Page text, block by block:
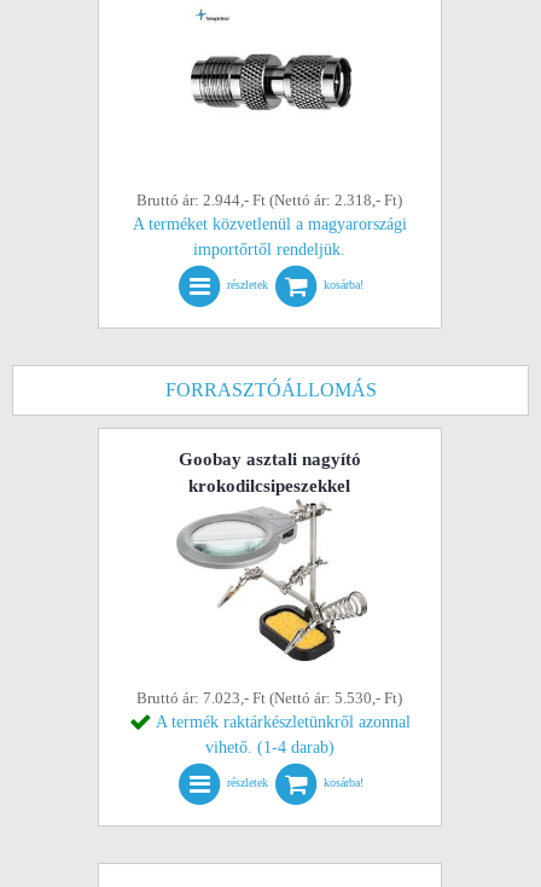
Bruttó ár: 2.944,- Ft (Nettó ár: 2.318,- Ft)
A terméket közvetlenül a magyarországi
importőrtől rendeljük.
részletek kosárba!
FORRASZTÓÁLLOMÁS
Goobay asztali nagyító
krokodilcsipeszekkel
Bruttó ár: 7.023,- Ft (Nettó ár: 5.530,- Ft)
A termék raktárkészletünkről azonnal
vihető. (1-4 darab)
részletek kosárba!